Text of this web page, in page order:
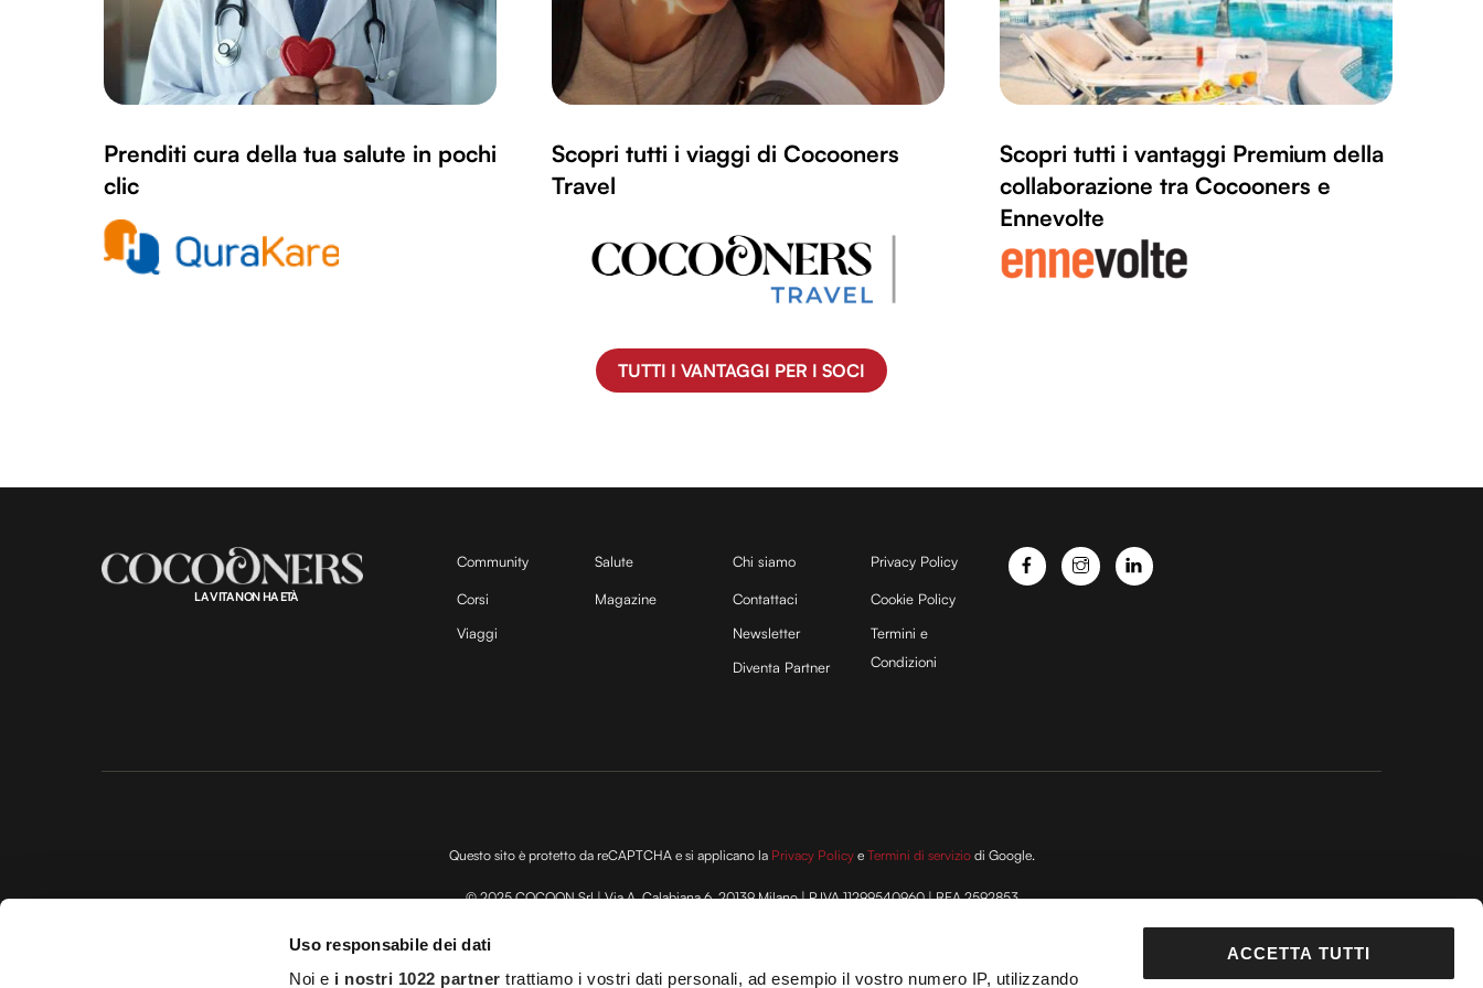
Uso responsabile dei dati
Noi e i nostri 1022 partner trattiamo i vostri dati personali, ad esempio il vostro numero IP, utilizzando
ACCETTA TUTTI
Prenditi cura della tua salute in pochi
clic
Scopri tutti i viaggi di Cocooners
Travel
Scopri tutti i vantaggi Premium della
collaborazione tra Cocooners e
Ennevolte
TUTTI I VANTAGGI PER I SOCI
LA VITA NON HA ETÀ
Community
Corsi
Viaggi
Salute
Magazine
Chi siamo
Contattaci
Newsletter
Diventa Partner
Privacy Policy
Cookie Policy
Termini e
Condizioni
Questo sito è protetto da reCAPTCHA e si applicano la Privacy Policye Termini di serviziodi Google.
© 2025 COCOON Srl | Via A. Calabiana 6, 20139 Milano | P.IVA 11299540960 | REA 2592853